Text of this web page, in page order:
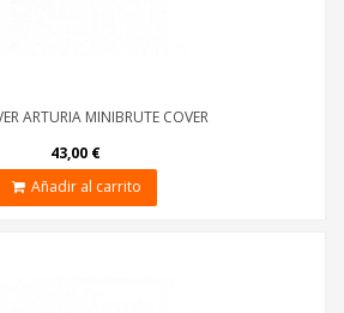
ARTURIA MINIBRUTE COVER
43,00 €
Añadir al carrito